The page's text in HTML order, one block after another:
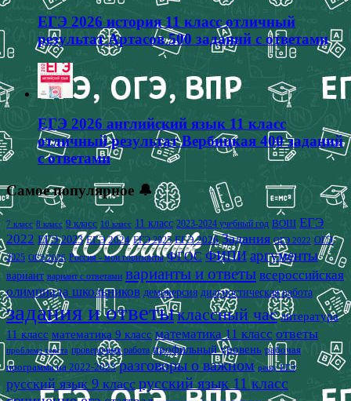
ЕГЭ 2026 история 11 класс отличный
результат Артасов 500 заданий с ответами
ЕГЭ 2026 английский язык 11 класс
отличный результат Вербицкая 400 заданий
с ответами
Самое популярное 🔔
7 класс 8 класс 9 класс 10 класс 11 класс 2023-2024 учебный год ВОШ ЕГЭ
2022 ЕГЭ 2023 ЕГЭ 2024 ЕГЭ 2025 ЕГЭ 2026 Задания ОГЭ 2022 ОГЭ
2025 ОГЭ 2026 Россия - мои горизонты ФГОС ФИПИ аргументы
вариант вариант с ответами варианты и ответы всероссийская
олимпиада школьников демоверсия диагностическая работа
задания и ответыклассный час литература
11 класс математика 9 класс математика 11 класс ответы
проблема текста проверочная работа профильный уровень рабочая
программа на 2022-2023 разговоры о важном решу ЕГЭ
русский язык 9 класс русский язык 11 класс